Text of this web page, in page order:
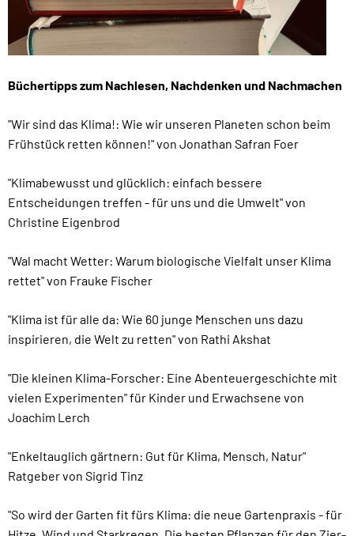
Büchertipps zum Nachlesen, Nachdenken und Nachmachen
"Wir sind das Klima!: Wie wir unseren Planeten schon beim
Frühstück retten können!" von Jonathan Safran Foer
"Klimabewusst und glücklich: einfach bessere
Entscheidungen treffen - für uns und die Umwelt" von
Christine Eigenbrod
"Wal macht Wetter: Warum biologische Vielfalt unser Klima
rettet" von Frauke Fischer
"Klima ist für alle da: Wie 60 junge Menschen uns dazu
inspirieren, die Welt zu retten" von Rathi Akshat
"Die kleinen Klima-Forscher: Eine Abenteuergeschichte mit
vielen Experimenten" für Kinder und Erwachsene von
Joachim Lerch
"Enkeltauglich gärtnern: Gut für Klima, Mensch, Natur"
Ratgeber von Sigrid Tinz
"So wird der Garten fit fürs Klima: die neue Gartenpraxis - für